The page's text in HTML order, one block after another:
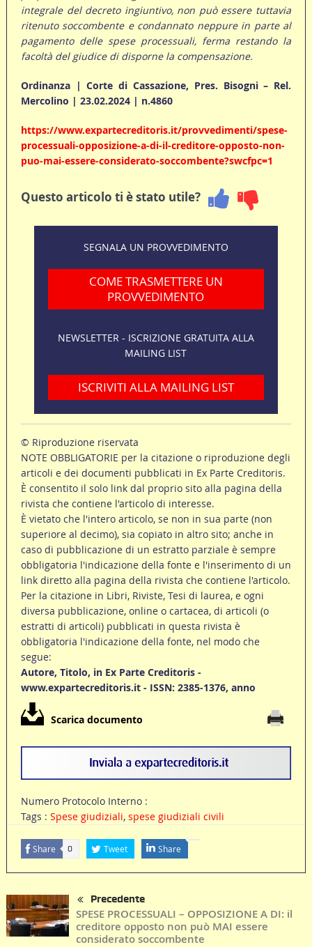
integrale del decreto ingiuntivo, non può essere tuttavia
ritenuto soccombente e condannato neppure in parte al
pagamento delle spese processuali, ferma restando la
facoltà del giudice di disporne la compensazione.
Ordinanza | Corte di Cassazione, Pres. Bisogni – Rel.
Mercolino | 23.02.2024 | n.4860
https://www.expartecreditoris.it/provvedimenti/spese-
processuali-opposizione-a-di-il-creditore-opposto-non-
puo-mai-essere-considerato-soccombente?swcfpc=1
Questo articolo ti è stato utile?
SEGNALA UN PROVVEDIMENTO
COME TRASMETTERE UN
PROVVEDIMENTO
NEWSLETTER - ISCRIZIONE GRATUITA ALLA
MAILING LIST
ISCRIVITI ALLA MAILING LIST
© Riproduzione riservata
NOTE OBBLIGATORIE per la citazione o riproduzione degli
articoli e dei documenti pubblicati in Ex Parte Creditoris.
È consentito il solo link dal proprio sito alla pagina della
rivista che contiene l'articolo di interesse.
È vietato che l'intero articolo, se non in sua parte (non
superiore al decimo), sia copiato in altro sito; anche in
caso di pubblicazione di un estratto parziale è sempre
obbligatoria l'indicazione della fonte e l'inserimento di un
link diretto alla pagina della rivista che contiene l'articolo.
Per la citazione in Libri, Riviste, Tesi di laurea, e ogni
diversa pubblicazione, online o cartacea, di articoli (o
estratti di articoli) pubblicati in questa rivista è
obbligatoria l'indicazione della fonte, nel modo che
segue:
Autore, Titolo, in Ex Parte Creditoris -
www.expartecreditoris.it - ISSN: 2385-1376, anno
Scarica documento
Numero Protocolo Interno :
Tags : Spese giudiziali, spese giudiziali civili
Share 0 Tweet Share
Precedente
SPESE PROCESSUALI – OPPOSIZIONE A DI: il
creditore opposto non può MAI essere
considerato soccombente